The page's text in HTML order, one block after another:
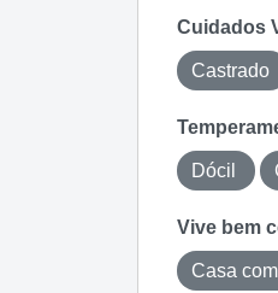
Cuidados
Castrado
Dócil
Vive bem
Casa